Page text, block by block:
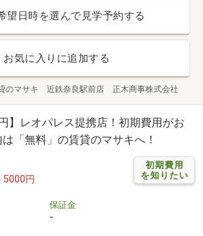
望日時を選んで見学予約する
お気に入りに追加する
のマサキ 近鉄奈良駅前店 正木商事株式会社
】レオパレス提携店！初期費用がお
「無料」の賃貸のマサキへ！
初期費用
を知りたい
円
保証金
-